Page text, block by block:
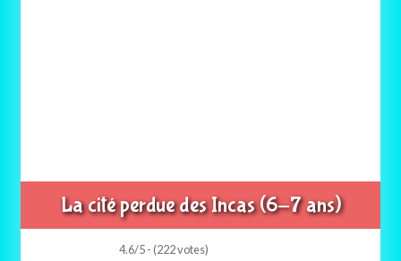
La cité perdue des Incas (6-7 ans)
4.6/5 - (222 votes)